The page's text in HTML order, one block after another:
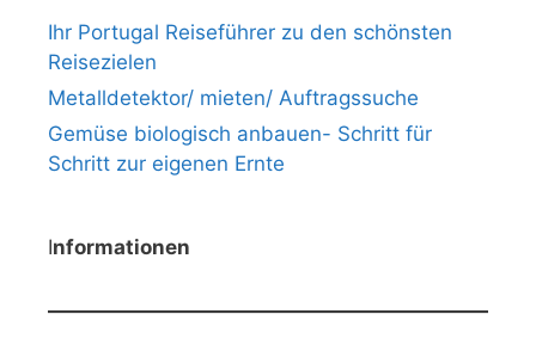
Ihr Portugal Reiseführer zu den schönsten
Reisezielen
Metalldetektor/ mieten/ Auftragssuche
Gemüse biologisch anbauen- Schritt für
Schritt zur eigenen Ernte
Informationen